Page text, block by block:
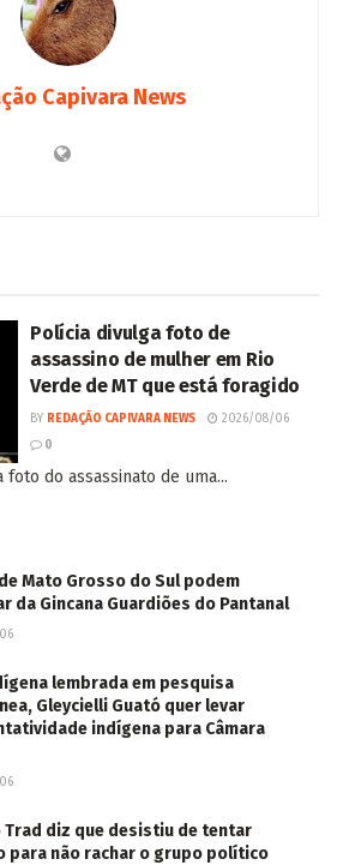
Capivara News
Polícia divulga foto de
assassino de mulher em Rio
Verde de MT que está foragido
BY REDAÇÃO CAPIVARA NEWS
2026/08/06
0
do assassinato de uma...
Mato Grosso do Sul podem
da Gincana Guardiões do Pantanal
lembrada em pesquisa
Gleycielli Guató quer levar
indígena para Câmara
Trad diz que desistiu de tentar
para não rachar o grupo político